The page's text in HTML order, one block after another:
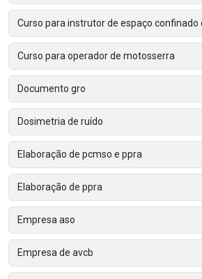
Curso para instrutor de espaço
Curso para operador de motosserra
Documento gro
Dosimetria de ruído
Elaboração de pcmso e ppra
Elaboração de ppra
Empresa aso
Empresa de avcb